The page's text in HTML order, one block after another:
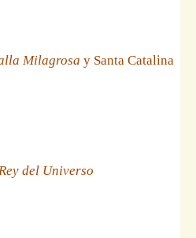
Milagrosa y Santa Catalina
del Universo